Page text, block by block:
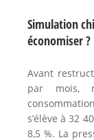
Simulation
économiser ?
Avant
par mois,
s’élève à 32
8,5 %. La